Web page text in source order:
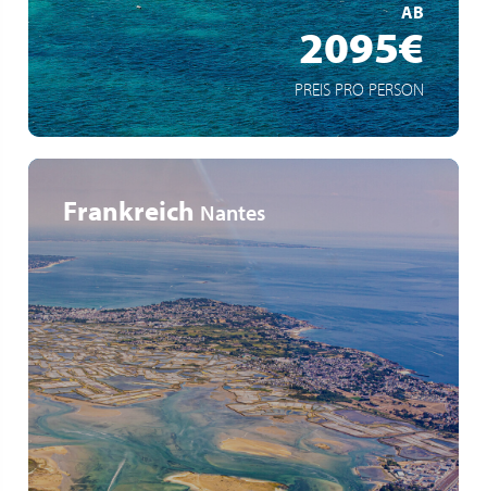
AB
2095€
PREIS PRO PERSON
Frankreich Nantes
Faszinierende Machines de l’île in Nantes
Muscadet Weinanbaugebiet